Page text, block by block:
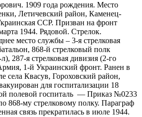
1909 года рождения. Место
Летичевский район, Каменец-
ССР. Призван на фронт
1944. Рядовой. Стрелок.
место службы – 3-я стрелковая
868-й стрелковый полк
287-я стрелковая дивизия (2-го
1-й Украинский фронт. Ранен в
села Квасув, Гороховский район,
для госпитализации 18
полевой госпиталь — Приказ №0233
868-му стрелковому полку. Параграф
связь прекратилась в июле 1944.